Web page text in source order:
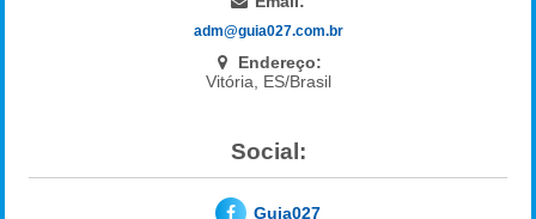
adm@guia027.com.br
Endereço:
Vitória, ES/Brasil
Social:
Guia027